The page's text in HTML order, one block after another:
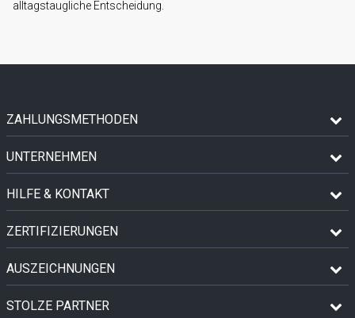
alltagstaugliche Entscheidung.
ZAHLUNGSMETHODEN
UNTERNEHMEN
HILFE & KONTAKT
ZERTIFIZIERUNGEN
AUSZEICHNUNGEN
STOLZE PARTNER